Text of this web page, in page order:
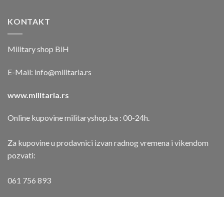
KONTAKT
Military shop BiH
E-Mail: info@militaria.rs
www.militaria.rs
Online kupovine militaryshop.ba : 00-24h.
Za kupovine u prodavnici izvan radnog vremena i vikendom
pozvati:
061 756 893